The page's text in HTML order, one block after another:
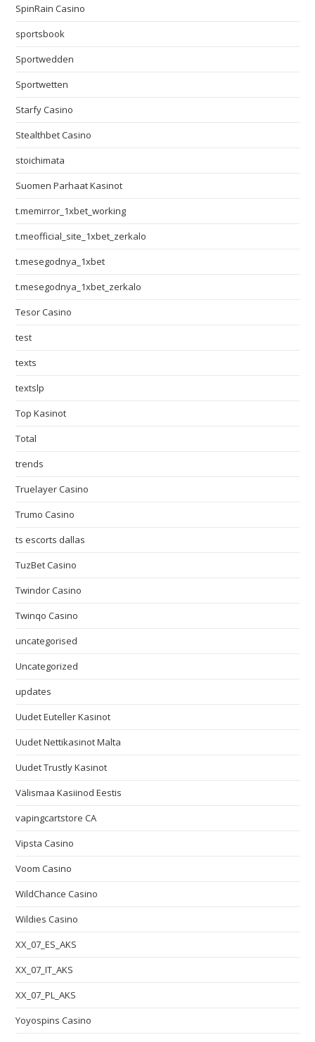
SpinRain Casino
sportsbook
Sportwedden
Sportwetten
Starfy Casino
Stealthbet Casino
stoichimata
Suomen Parhaat Kasinot
t.memirror_1xbet_working
t.meofficial_site_1xbet_zerkalo
t.mesegodnya_1xbet
t.mesegodnya_1xbet_zerkalo
Tesor Casino
test
texts
textslp
Top Kasinot
Total
trends
Truelayer Casino
Trumo Casino
ts escorts dallas
TuzBet Casino
Twindor Casino
Twinqo Casino
uncategorised
Uncategorized
updates
Uudet Euteller Kasinot
Uudet Nettikasinot Malta
Uudet Trustly Kasinot
Välismaa Kasiinod Eestis
vapingcartstore CA
Vipsta Casino
Voom Casino
WildChance Casino
Wildies Casino
XX_07_ES_AKS
XX_07_IT_AKS
XX_07_PL_AKS
Yoyospins Casino